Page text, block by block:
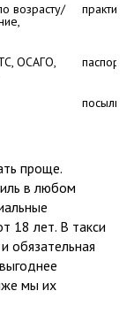
возрасту/
ОСАГО, паспорт,
посылки,
проще.
в любом
18 лет. В такси
обязательная
мы их